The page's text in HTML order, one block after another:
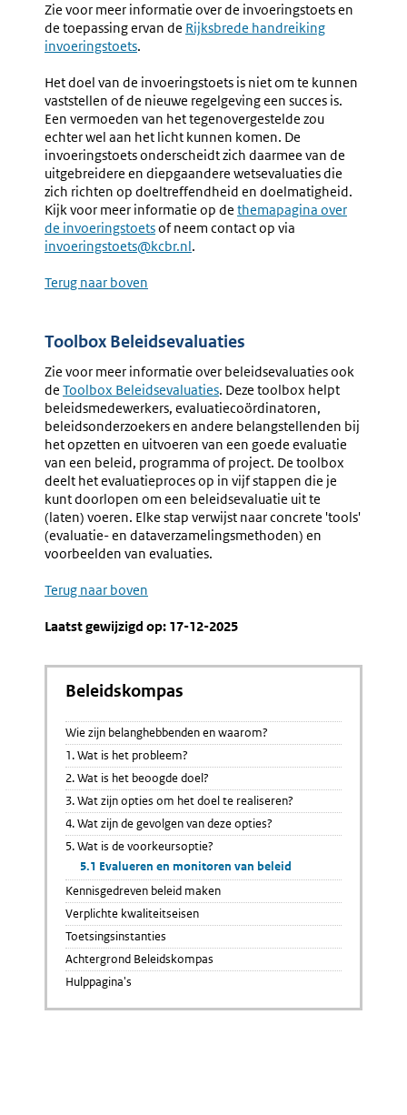
Zie voor meer informatie over de invoeringstoets en
de toepassing ervan de Rijksbrede handreiking
invoeringstoets.
Het doel van de invoeringstoets is niet om te kunnen
vaststellen of de nieuwe regelgeving een succes is.
Een vermoeden van het tegenovergestelde zou
echter wel aan het licht kunnen komen. De
invoeringstoets onderscheidt zich daarmee van de
uitgebreidere en diepgaandere wetsevaluaties die
zich richten op doeltreffendheid en doelmatigheid.
Kijk voor meer informatie op de themapagina over
de invoeringstoetsof neem contact op via
invoeringstoets@kcbr.nl.
Terug naar boven
Toolbox Beleidsevaluaties
Zie voor meer informatie over beleidsevaluaties ook
de Externe
link:
Toolbox Beleidsevaluaties. Deze toolbox helpt
beleidsmedewerkers, evaluatiecoördinatoren,
beleidsonderzoekers en andere belangstellenden bij
het opzetten en uitvoeren van een goede evaluatie
van een beleid, programma of project. De toolbox
deelt het evaluatieproces op in vijf stappen die je
kunt doorlopen om een beleidsevaluatie uit te
(laten) voeren. Elke stap verwijst naar concrete 'tools'
(evaluatie- en dataverzamelingsmethoden) en
voorbeelden van evaluaties.
Terug naar boven
Laatst gewijzigd op: 17-12-2025
Beleidskompas
Wie zijn belanghebbenden en waarom?
1. Wat is het probleem?
2. Wat is het beoogde doel?
3. Wat zijn opties om het doel te realiseren?
4. Wat zijn de gevolgen van deze opties?
5. Wat is de voorkeursoptie?
5.1 Evalueren en monitoren van beleid
Kennisgedreven beleid maken
Verplichte kwaliteitseisen
Toetsingsinstanties
Achtergrond Beleidskompas
Hulppagina's